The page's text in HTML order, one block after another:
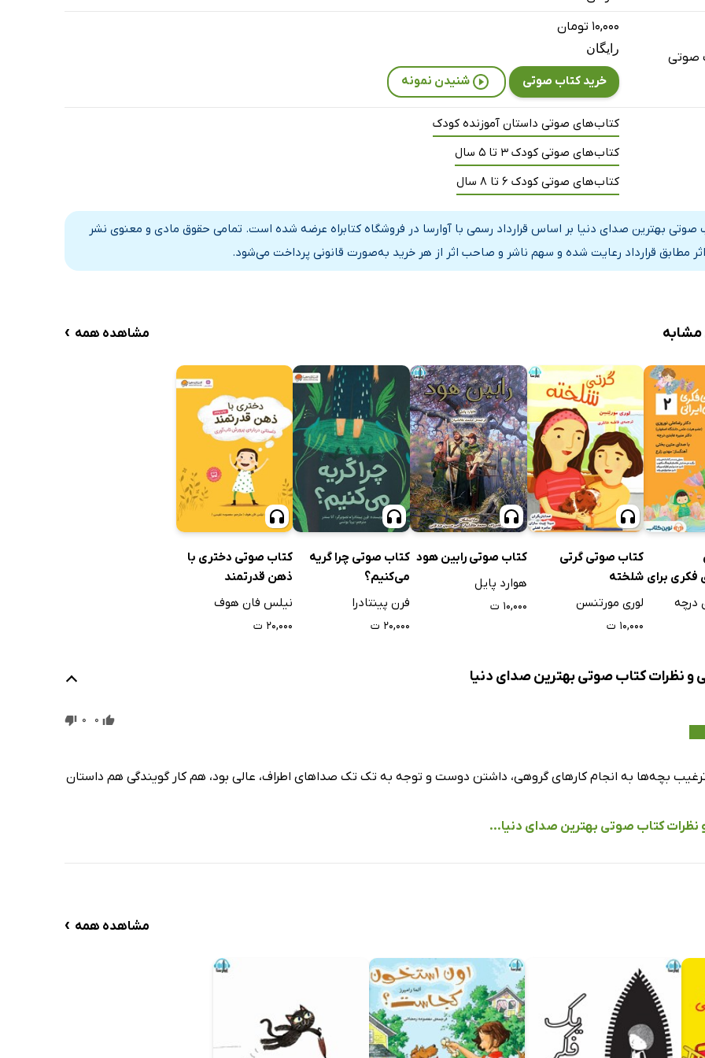
صوتی
۱۰,۰۰۰ تومان
رایگان
خرید کتاب صوتی شنیدن نمونه
کتاب‌های صوتی داستان آموزنده کودک
کتاب‌های صوتی کودک 3 تا 5 سال
کتاب‌های صوتی کودک 6 تا 8 سال
صوتی بهترین صدای دنیا بر اساس قرارداد رسمی با آوارسا در فروشگاه کتابراه عرضه شده است. تمامی حقوق مادی و معنوی نشر
مطابق قرارداد رعایت شده و سهم ناشر و صاحب اثر از هر خرید به‌صورت قانونی پرداخت می‌شود.
مشاهده همه ›
فکری برای
- جلد
درچه
کتاب صوتی گرتی
شلخته
لوری مورتنسن
۱۰,۰۰۰ ت
کتاب صوتی رابین هود
هوارد پایل
۱۰,۰۰۰ ت
کتاب صوتی چرا گریه
می‌کنیم؟
فرن پینتادرا
۲۰,۰۰۰ ت
کتاب صوتی دختری با
ذهن قدرتمند
نیلس فان هوف
۲۰,۰۰۰ ت
و نظرات کتاب صوتی بهترین صدای دنیا
0
0
ترغیب بچه‌ها به انجام کارهای گروهی، داشتن دوست و توجه به تک تک صداهای اطراف، عالی بود، هم کار گویندگی هم داستان
نظرات کتاب صوتی بهترین صدای دنیا...
مشاهده همه ›